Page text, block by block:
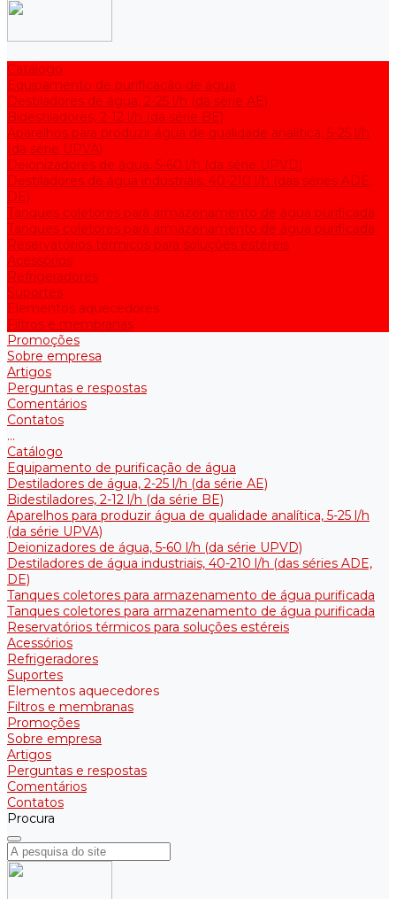
Catálogo
Equipamento de purificação de água
Destiladores de água, 2-25 l/h (da série АE)
Bidestiladores, 2-12 l/h (da série BE)
Aparelhos para produzir água de qualidade analítica, 5-25 l/h
(da série UPVA)
Deionizadores de água, 5-60 l/h (da série UPVD)
Destiladores de água industriais, 40-210 l/h (das séries ADE,
DE)
Tanques coletores para armazenamento de água purificada
Tanques coletores para armazenamento de água purificada
Reservatórios térmicos para soluções estéreis
Acessórios
Refrigeradores
Suportes
Elementos aquecedores
Filtros e membranas
Promoções
Sobre empresa
Artigos
Perguntas e respostas
Comentários
Contatos
...
Catálogo
Equipamento de purificação de água
Destiladores de água, 2-25 l/h (da série АE)
Bidestiladores, 2-12 l/h (da série BE)
Aparelhos para produzir água de qualidade analítica, 5-25 l/h
(da série UPVA)
Deionizadores de água, 5-60 l/h (da série UPVD)
Destiladores de água industriais, 40-210 l/h (das séries ADE,
DE)
Tanques coletores para armazenamento de água purificada
Tanques coletores para armazenamento de água purificada
Reservatórios térmicos para soluções estéreis
Acessórios
Refrigeradores
Suportes
Elementos aquecedores
Filtros e membranas
Promoções
Sobre empresa
Artigos
Perguntas e respostas
Comentários
Contatos
Procura